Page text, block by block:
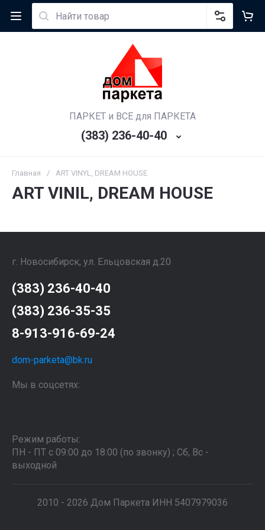
ПАРКЕТ и ВСЕ для ПАРКЕТА
(383) 236-40-40
Главная / ART VINYL, DREAM HOUSE
ART VINIL, DREAM HOUSE
г. Новосибирск, ул. Ельцовская д.20
(383) 236-40-40
(383) 236-35-35
8-913-916-69-24
dom-parketa@bk.ru
Мы в соцсетях:
Режим работы:
ПН - ПТ с 09:00 до 18:00 (по звонку) ; Сб, Вс -
выходной
2010 - 2026 Дом Паркета ИНН 5407979036